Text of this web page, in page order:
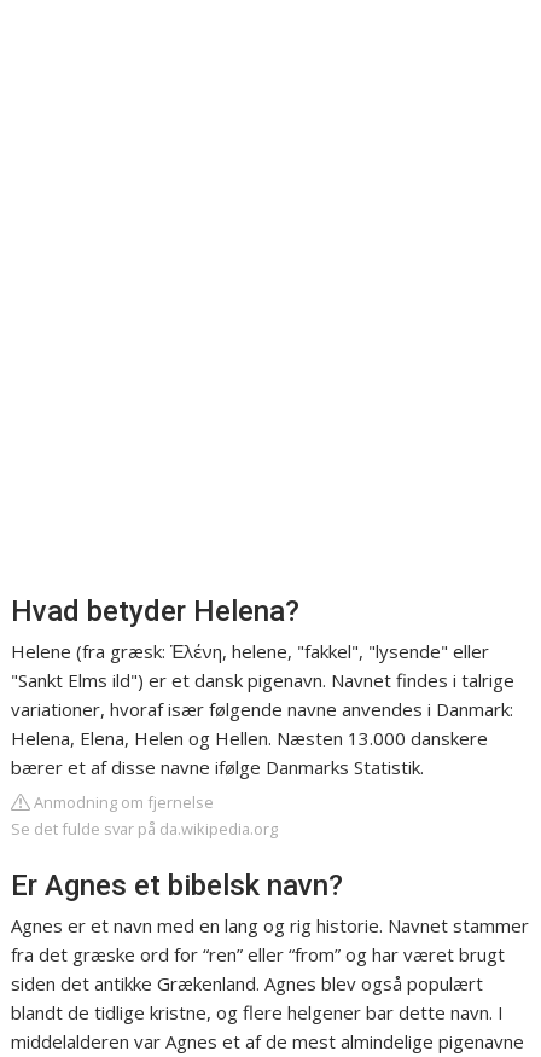
Hvad betyder Helena?
Helene (fra græsk: Ἑλένη, helene, "fakkel", "lysende" eller
"Sankt Elms ild") er et dansk pigenavn. Navnet findes i talrige
variationer, hvoraf især følgende navne anvendes i Danmark:
Helena, Elena, Helen og Hellen. Næsten 13.000 danskere
bærer et af disse navne ifølge Danmarks Statistik.
Anmodning om fjernelse
Se det fulde svar på da.wikipedia.org
Er Agnes et bibelsk navn?
Agnes er et navn med en lang og rig historie. Navnet stammer
fra det græske ord for “ren” eller “from” og har været brugt
siden det antikke Grækenland. Agnes blev også populært
blandt de tidlige kristne, og flere helgener bar dette navn. I
middelalderen var Agnes et af de mest almindelige pigenavne